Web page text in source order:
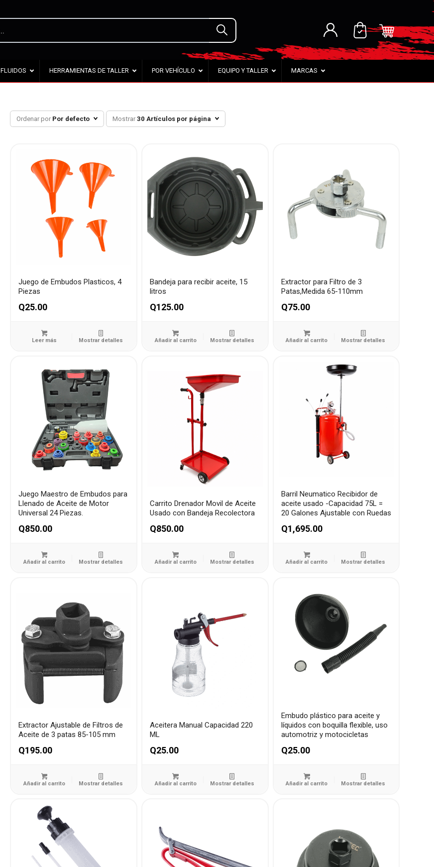
FLUIDOS HERRAMIENTAS DE TALLER POR VEHÍCULO EQUIPO Y TALLER MARCAS
Ordenar por Por defecto Mostrar30 Artículos por página
Juego de Embudos Plasticos, 4
Piezas
Q25.00
Leer más Mostrar detalles
Bandeja para recibir aceite, 15
litros
Q125.00
Añadir al carrito Mostrar detalles
Extractor para Filtro de 3
Patas,Medida 65-110mm
Q75.00
Añadir al carrito Mostrar detalles
Juego Maestro de Embudos para
Llenado de Aceite de Motor
Universal 24 Piezas.
Q850.00
Añadir al carrito Mostrar detalles
Carrito Drenador Movil de Aceite
Usado con Bandeja Recolectora
Q850.00
Añadir al carrito Mostrar detalles
Barril Neumatico Recibidor de
aceite usado -Capacidad 75L =
20 Galones Ajustable con Ruedas
Q1,695.00
Añadir al carrito Mostrar detalles
Extractor Ajustable de Filtros de
Aceite de 3 patas 85-105 mm
Q195.00
Añadir al carrito Mostrar detalles
Aceitera Manual Capacidad 220
ML
Q25.00
Añadir al carrito Mostrar detalles
Embudo plástico para aceite y
líquidos con boquilla flexible, uso
automotriz y motocicletas
Q25.00
Añadir al carrito Mostrar detalles